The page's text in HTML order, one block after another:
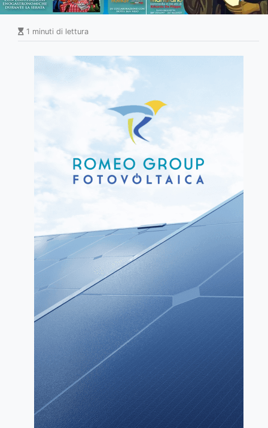
1 minuti di lettura